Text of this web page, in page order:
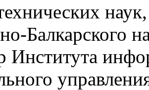
Балкарского
Института